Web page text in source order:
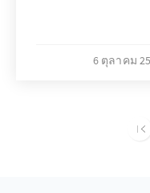
6 ตุลาคม